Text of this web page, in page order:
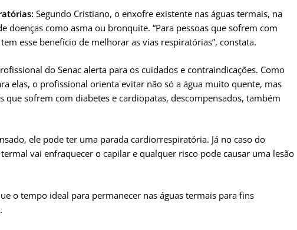
Segundo Cristiano, o enxofre existente nas águas termais, na
doenças como asma ou bronquite. “Para pessoas que sofrem com
esse benefício de melhorar as vias respiratórias”, constata.
do Senac alerta para os cuidados e contraindicações. Como
elas, o profissional orienta evitar não só a água muito quente, mas
que sofrem com diabetes e cardiopatas, descompensados, também
ele pode ter uma parada cardiorrespiratória. Já no caso do
vai enfraquecer o capilar e qualquer risco pode causar uma lesão
o tempo ideal para permanecer nas águas termais para fins